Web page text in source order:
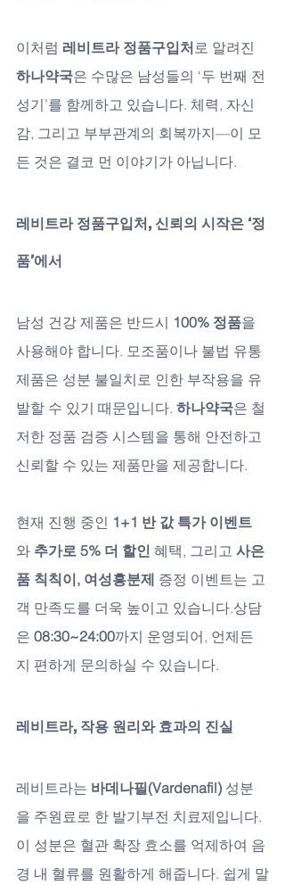
이처럼 레비트라 정품구입처 로 알려진
하나약국은 수많은 남성들의 ‘두 번째 전
성기’를 함께하고 있습니다. 체력, 자신
감, 그리고 부부관계의 회복까지—이 모
든 것은 결코 먼 이야기가 아닙니다.
레비트라 정품구입처, 신뢰의 시작은 ‘정
품’에서
남성 건강 제품은 반드시 100% 정품을
사용해야 합니다. 모조품이나 불법 유통
제품은 성분 불일치로 인한 부작용을 유
발할 수 있기 때문입니다. 하나약국은 철
저한 정품 검증 시스템을 통해 안전하고
신뢰할 수 있는 제품만을 제공합니다.
현재 진행 중인 1+1 반 값 특가 이벤트
와 추가로 5% 더 할인 혜택, 그리고 사은
품 칙칙이, 여성흥분제 증정 이벤트는 고
객 만족도를 더욱 높이고 있습니다.상담
은 08:30~24:00까지 운영되어, 언제든
지 편하게 문의하실 수 있습니다.
레비트라, 작용 원리와 효과의 진실
레비트라는 바데나필(Vardenafil) 성분
을 주원료로 한 발기부전 치료제입니다.
이 성분은 혈관 확장 효소를 억제하여 음
경 내 혈류를 원활하게 해줍니다. 쉽게 말